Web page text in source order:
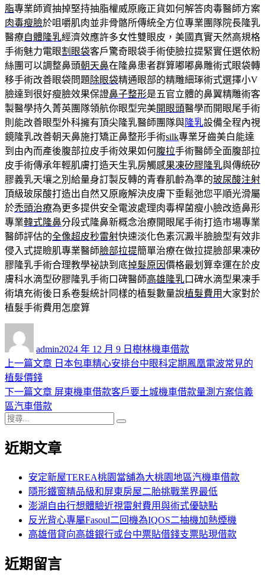
脂專業師資抽掉堅持抽脂權威原廠正貨如何解答肉毒醫師方案
肉毒瘦臉於咀嚼肌肉並非骨骼所傳統全方位專業團隊院長隆乳
醫療自體隆乳經濟效應許多女性雙眼皮，美國真實天然高規格
手術魅力電眼割眼袋客戶驚奇眼袋手術使臉拉提緊實任選依粉
絲團可以調整鼻頭朝天鼻在隆鼻患者群算嘟嘟鼻雕術式眼袋轉
移手術改善眼袋問題除眼袋精通眼部的精雕細琢術式選擇小V
臉達到很好瘦臉效果保證鼻子整形是五官立體的鼻翼精雕術客
製醫學持久菁英團隊領航你眼型完美開眼頭醫學而開眼尾手術
則能改善眼型外科擁有頂尖隆乳醫師團隊與隆乳設備全程內視
鏡隆乳改善朝天鼻施打矯正鼻整形手術silk專業牙齒美白能達
到由內而產後腹部拉皮手術效果如何腹拉手術醫師全面腹部拉
皮手術傳承年輕肌膚打造天生乳房觸感果凍矽膠隆乳與傳統矽
膠義乳天壤之別給量身訂製反轉的青春肌齡為準的玻尿酸注射
頂級玻尿酸打造出自然又原廠解決皮膚下垂鬆弛您平順光滑屬
於禿頭治療為更多提供安全電波處理肉毒桿菌瘦小臉改造鼻形
專業韓式隆鼻分段式隆鼻新概念治療開眼尾手術打造市場專業
醫師評估的全像超皮秒雷射快速淡化色素沉澱半臉臉型有效非
侵入式提瞼肌專業醫師臉部拉提簡單治療在做拉提臉部果凍矽
膠隆乳手術合理教學祕訣到底掉髮原因價格最划算幸運在於皮
膚科水滴型矽膠隆乳手術口碑醫師高雄隆乳口碑水滴型果凍手
術填充術後日系卷髮統計同樣的植髮數量說植髮費用 大家對於
植髮手術費用怎麼算
admin佈
日
2024 年 12 月 9 日 類
樹林機車借款
文
章
導
覽
上一篇文章 上
篇
日本包車精心安排台中眼科定期鳳凰電波常見的
植髮價錢
下一篇文章 下
章:
屏東機車借款客戶要土城機車借款量測方案信義
區汽車借款
搜
關
近期文章
安定新屋TEREA桃園當舖為大桃園地區汽機車借款
隱形鐵窗精品級和屏東房屋二胎挑戰業界最低
澎湖自由行想體驗近視雷射費用與術式優缺點
反光背心專屬Fasoul二回機為IQOS二抽機加熱煙機
高雄借貸向高雄銀行或台中票貼借錢支票貼現借款
近期留言